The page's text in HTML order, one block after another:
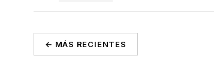
← MÁS RECIENTES